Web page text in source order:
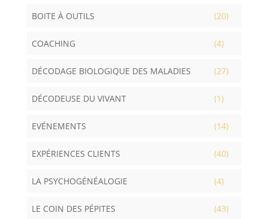
BOITE À OUTILS (20)
COACHING (4)
DÉCODAGE BIOLOGIQUE DES MALADIES (27)
DÉCODEUSE DU VIVANT (1)
EVÉNEMENTS (14)
EXPÉRIENCES CLIENTS (40)
LA PSYCHOGÉNÉALOGIE (4)
LE COIN DES PÉPITES (43)